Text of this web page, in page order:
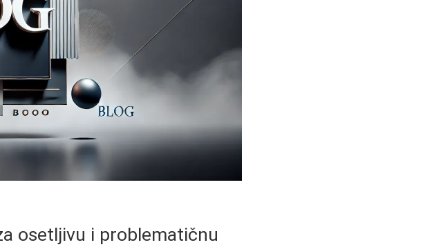
osetljivu i problematičnu